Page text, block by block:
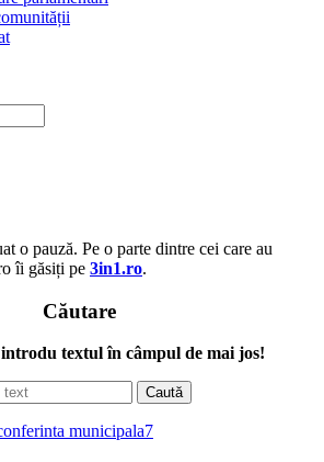
o pauză. Pe o parte dintre cei care au
îi găsiți pe 3in1.ro.
Căutare
textul în câmpul de mai jos!